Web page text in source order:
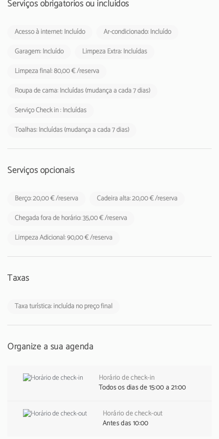
O alojamento não aceita grupos de jovens, idade mínima: 25 anos.
de 2024, deverá cobrada pelos empreendimentos turísticos e
estabelecimentos de alojamento local aos respetivos hóspedes
Serviços obrigatórios ou incluídos
Acesso à internet: Incluído
Ar-condicionado: Incluído
Garagem: Incluído
Limpeza Extra: Incluídas
Limpeza final: 80,00 € /reserva
Roupa de cama: Incluídas (mudança a cada 7 dias)
Serviço Check in : Incluídas
Toalhas: Incluídas (mudança a cada 7 dias)
Serviços opcionais
Berço: 20,00 € /reserva
Cadeira alta: 20,00 € /reserva
Chegada fora de horário: 35,00 € /reserva
Limpeza Adicional: 90,00 € /reserva
Taxas
Taxa turística: incluída no preço final
Organize a sua agenda
Horário de check-in
Todos os dias de 15:00 a 21:00
Horário de check-out
Antes das 10:00